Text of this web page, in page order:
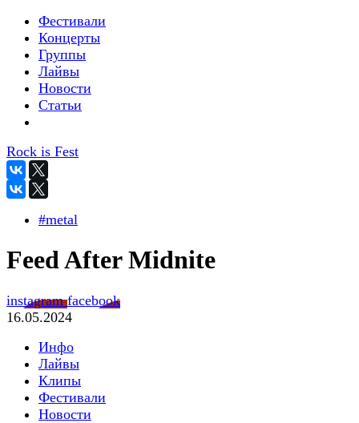
Фестивали
Концерты
Группы
Лайвы
Новости
Статьи
Rock is Fest
#metal
Feed After Midnite
instagramfacebook
16.05.2024
Инфо
Лайвы
Клипы
Фестивали
Новости